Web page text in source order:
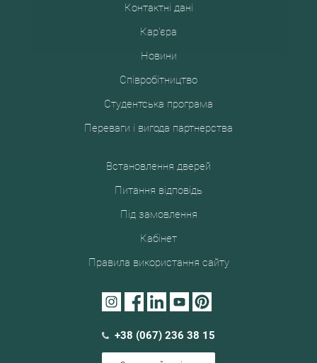
Контактні дані
Кар'єра
Новини
Співробітництво
Студентська програма
Переваги і вигода партнерства
Встановлення дверей
Питання відповідь
Під замовлення
Кабінет
Правила використання сайту
+38 (067) 236 38 15